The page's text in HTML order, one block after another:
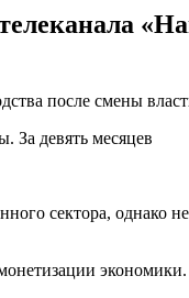
после смены
За девять месяцев
сектора, однако